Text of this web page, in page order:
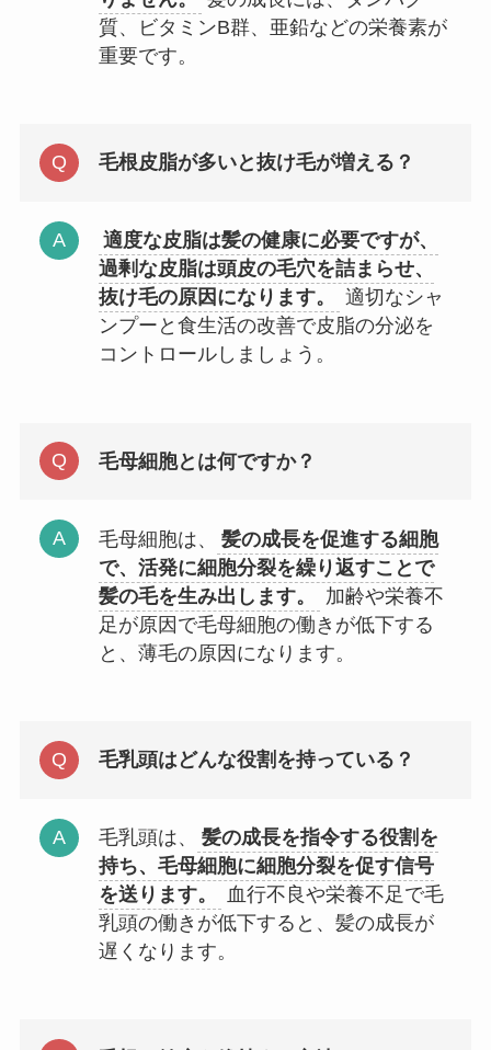
質、ビタミンB群、亜鉛などの栄養素が
重要です。
毛根皮脂が多いと抜け毛が増える？
適度な皮脂は髪の健康に必要ですが、
過剰な皮脂は頭皮の毛穴を詰まらせ、
抜け毛の原因になります。
適切なシャ
ンプーと食生活の改善で皮脂の分泌を
コントロールしましょう。
毛母細胞とは何ですか？
毛母細胞は、
髪の成長を促進する細胞
で、活発に細胞分裂を繰り返すことで
髪の毛を生み出します。
加齢や栄養不
足が原因で毛母細胞の働きが低下する
と、薄毛の原因になります。
毛乳頭はどんな役割を持っている？
毛乳頭は、
髪の成長を指令する役割を
持ち、毛母細胞に細胞分裂を促す信号
を送ります。
血行不良や栄養不足で毛
乳頭の働きが低下すると、髪の成長が
遅くなります。